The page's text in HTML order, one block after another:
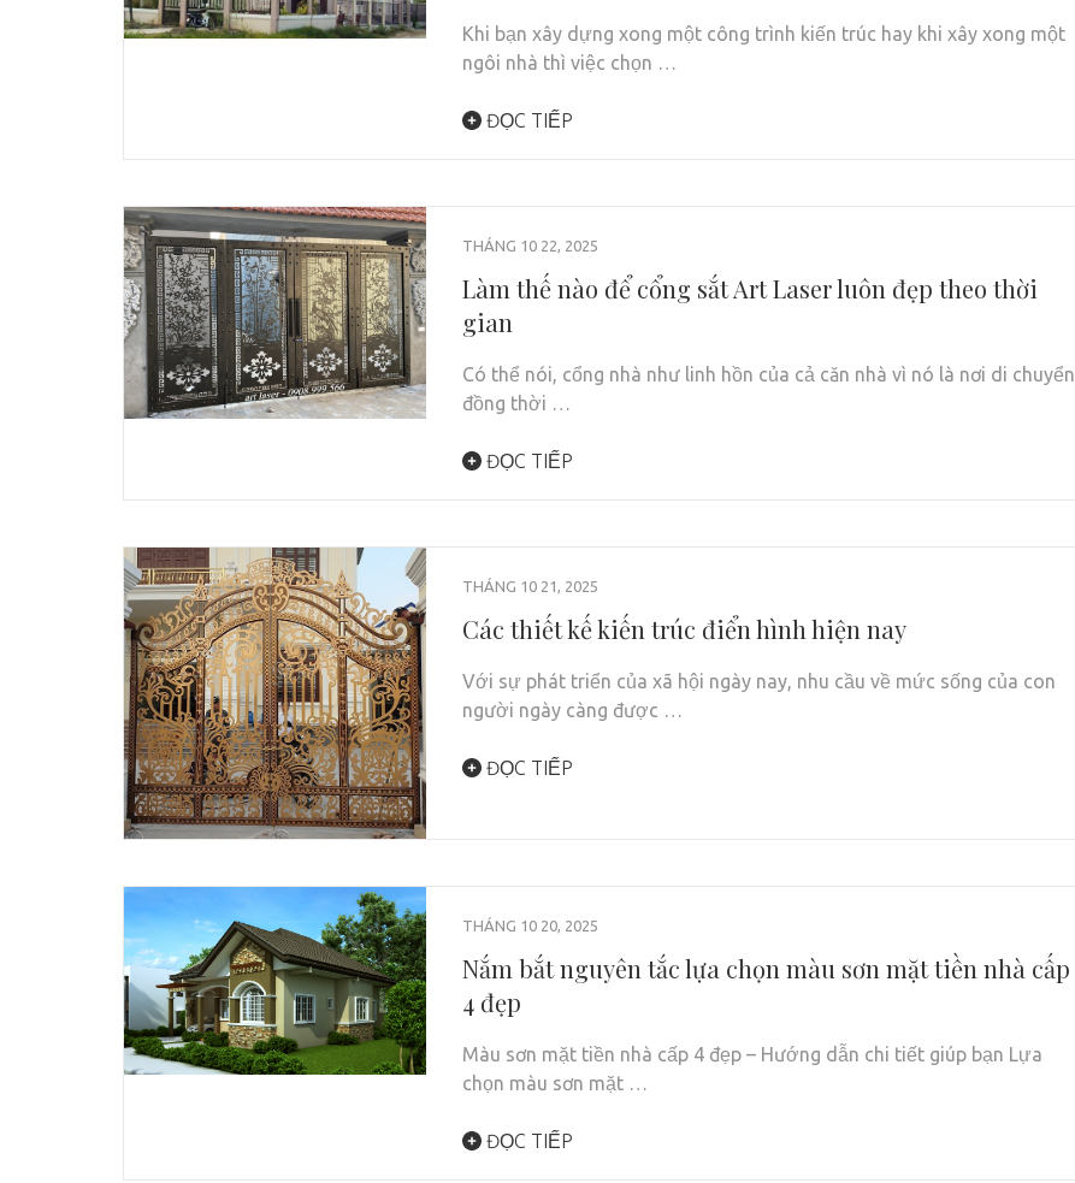
Khi bạn xây dựng xong một công trình kiến trúc hay khi xây xong một
ngôi nhà thì việc chọn …
ĐỌC TIẾP
THÁNG 10 22, 2025
Làm thế nào để cổng sắt Art Laser luôn đẹp theo thời
gian
Có thể nói, cổng nhà như linh hồn của cả căn nhà vì nó là nơi di chuyển
đồng thời …
ĐỌC TIẾP
THÁNG 10 21, 2025
Các thiết kế kiến trúc điển hình hiện nay
Với sự phát triển của xã hội ngày nay, nhu cầu về mức sống của con
người ngày càng được …
ĐỌC TIẾP
THÁNG 10 20, 2025
Nắm bắt nguyên tắc lựa chọn màu sơn mặt tiền nhà cấp
4 đẹp
Màu sơn mặt tiền nhà cấp 4 đẹp – Hướng dẫn chi tiết giúp bạn Lựa
chọn màu sơn mặt …
ĐỌC TIẾP